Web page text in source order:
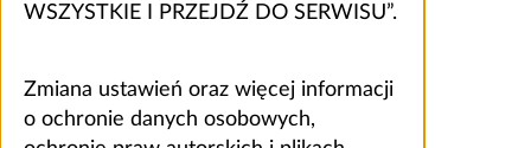
WSZYSTKIE I PRZEJDŹ DO SERWISU”.
Zmiana ustawień oraz więcej informacji
o ochronie danych osobowych,